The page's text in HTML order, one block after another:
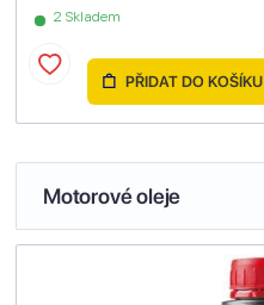
2 Skladem
PŘIDAT DO KOŠÍKU
Motorové oleje